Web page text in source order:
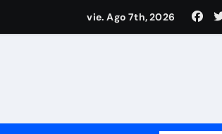
Medina y revela lo que muchos querían
vie. Ago 7th, 2026